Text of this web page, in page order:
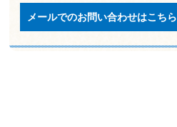
メールでのお問い合わせはこちら